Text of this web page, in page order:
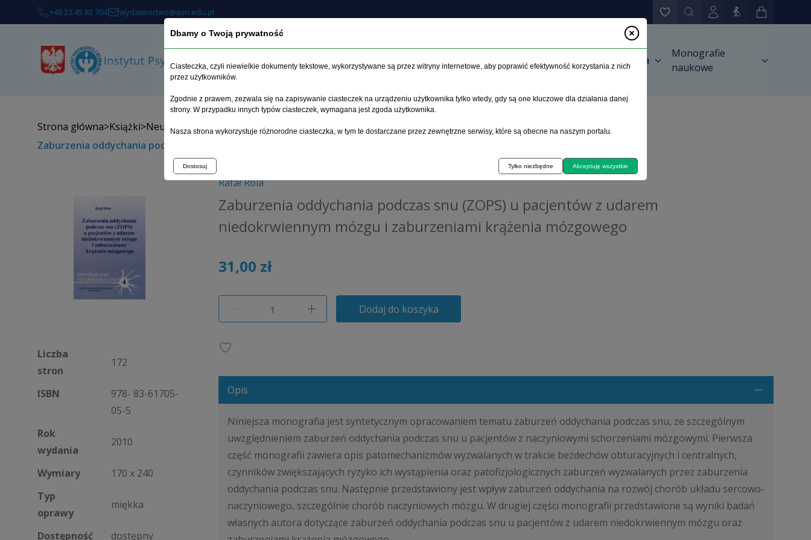
+48 22 45 82 704 wydawnictwo@ipin.edu.pl
Książki Czasopisma
Programy
profilaktyczne
O
wydawnictwie
Zamówienia
Monografie
naukowe
Strona główna>Książki>Neurologia>
Zaburzenia oddychania podczas snu (ZOPS) u pacjentów z udarem niedokrwiennym mózgu i zaburzeniami krążenia mózgowego
Liczba
stron
172
ISBN
978- 83-61705-
05-5
Rok
wydania
2010
Wymiary
170 x 240
Typ
oprawy
miękka
Dostępność dostępny
Rafał Rola
Zaburzenia oddychania podczas snu (ZOPS) u pacjentów z udarem
niedokrwiennym mózgu i zaburzeniami krążenia mózgowego
31,00 zł
Dodaj do koszyka
Opis
Niniejsza monografia jest syntetycznym opracowaniem tematu zaburzeń oddychania podczas snu, ze szczególnym
uwzględnieniem zaburzeń oddychania podczas snu u pacjentów z naczyniowymi schorzeniami mózgowymi. Pierwsza
część monografii zawiera opis patomechanizmów wyzwalanych w trakcie bezdechów obturacyjnych i centralnych,
czynników zwiększających ryzyko ich wystąpienia oraz patofizjologicznych zaburzeń wyzwalanych przez zaburzenia
oddychania podczas snu. Następnie przedstawiony jest wpływ zaburzeń oddychania na rozwój chorób układu sercowo-
naczyniowego, szczególnie chorób naczyniowych mózgu. W drugiej części monografii przedstawione są wyniki badań
własnych autora dotyczące zaburzeń oddychania podczas snu u pacjentów z udarem niedokrwiennym mózgu oraz
Dbamy o Twoją prywatność
Ciasteczka, czyli niewielkie dokumenty tekstowe, wykorzystywane są przez witryny internetowe, aby poprawić efektywność korzystania z nich
przez użytkowników.
Zgodnie z prawem, zezwala się na zapisywanie ciasteczek na urządzeniu użytkownika tylko wtedy, gdy są one kluczowe dla działania danej
strony. W przypadku innych typów ciasteczek, wymagana jest zgoda użytkownika.
Nasza strona wykorzystuje różnorodne ciasteczka, w tym te dostarczane przez zewnętrzne serwisy, które są obecne na naszym portalu.
Dostosuj Tylko niezbędne Akceptuję wszystkie